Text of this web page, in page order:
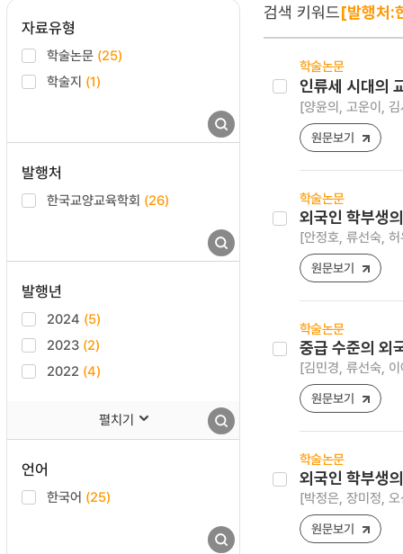
자료유형
학술논문 (25)
학술지 (1)
발행처
한국교양교육학회 (26)
발행년
2024 (5)
2023 (2)
2022 (4)
펼치기
언어
한국어 (25)
검색 키워드[발행처:
학술논문
인류세 시대의
[양윤의, 고운이,
원문보기
학술논문
외국인 학부생
[안정호, 류선숙,
원문보기
학술논문
중급 수준의 외
[김민경, 류선숙,
원문보기
학술논문
외국인 학부생
[박정은, 장미정,
원문보기